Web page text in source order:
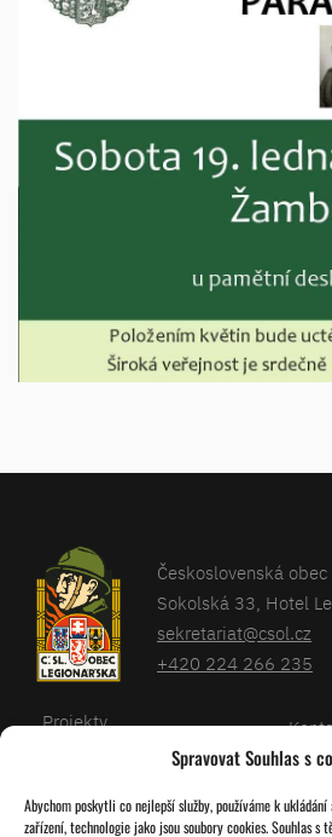
Spravovat Souhlas s
Abychom poskytli co nejlepší služby, používáme k
zařízení, technologie jako jsou soubory cookies. Souhlas s
Československá
Sokolská 33, Hotel
sekretariat@csol.cz
+420 224 266 235
Projekty
Kalendář
Pro